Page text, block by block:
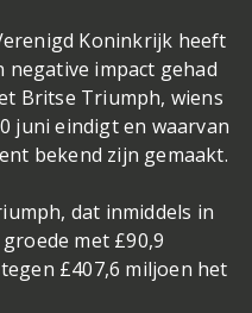
Koninkrijk heeft
impact gehad
Britse Triumph, wiens
juni eindigt en waarvan
bekend zijn gemaakt.
dat inmiddels in
met £90,9
£407,6 miljoen het